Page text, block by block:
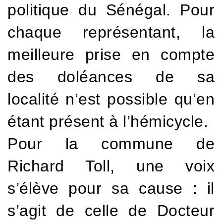
politique du Sénégal. Pour
chaque représentant, la
meilleure prise en compte
des doléances de sa
localité n’est possible qu’en
étant présent à l’hémicycle.
Pour la commune de
Richard Toll, une voix
s’élève pour sa cause : il
s’agit de celle de Docteur